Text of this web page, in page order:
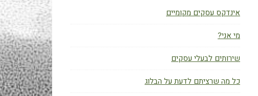
אינדקס עסקים מקומיים
מי אני?
שירותים לבעלי עסקים
כל מה שרציתם לדעת על הבלוג